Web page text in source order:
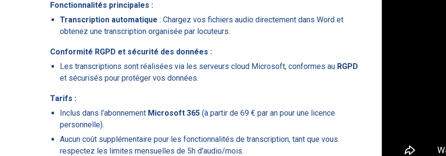
Fonctionnalités principales :
Transcription automatique : Chargez vos fichiers audio directement dans Word et
obtenez une transcription organisée par locuteurs.
Conformité RGPD et sécurité des données :
Les transcriptions sont réalisées via les serveurs cloud Microsoft, conformes au RGPD
et sécurisés pour protéger vos données.
Tarifs :
Inclus dans l’abonnement Microsoft 365(à partir de 69 € par an pour une licence
personnelle).
Aucun coût supplémentaire pour les fonctionnalités de transcription, tant que vous
respectez les limites mensuelles de 5h d'audio/mois.